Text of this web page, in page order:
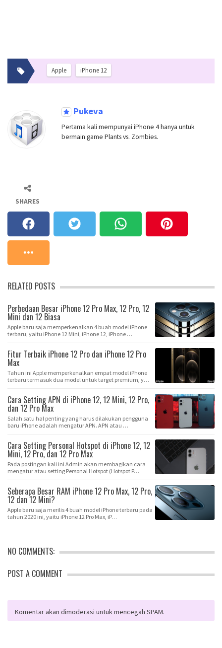
Apple iPhone 12
Pukeva
Pertama kali mempunyai iPhone 4 hanya untuk
bermain game Plants vs. Zombies.
SHARES
RELATED POSTS
Perbedaan Besar iPhone 12 Pro Max, 12 Pro, 12
Mini dan 12 Biasa
Apple baru saja memperkenalkan 4 buah model iPhone
terbaru, yaitu iPhone 12 Mini, iPhone 12, iPhone …
Fitur Terbaik iPhone 12 Pro dan iPhone 12 Pro
Max
Tahun ini Apple memperkenalkan empat model iPhone
terbaru termasuk dua model untuk target premium, y…
Cara Setting APN di iPhone 12, 12 Mini, 12 Pro,
dan 12 Pro Max
Salah satu hal penting yang harus dilakukan pengguna
baru iPhone adalah mengatur APN. APN atau …
Cara Setting Personal Hotspot di iPhone 12, 12
Mini, 12 Pro, dan 12 Pro Max
Pada postingan kali ini Admin akan membagikan cara
mengatur atau setting Personal Hotspot (Hotspot P…
Seberapa Besar RAM iPhone 12 Pro Max, 12 Pro,
12 dan 12 Mini?
Apple baru saja merilis 4 buah model iPhone terbaru pada
tahun 2020 ini, yaitu iPhone 12 Pro Max, iP…
NO COMMENTS:
POST A COMMENT
Komentar akan dimoderasi untuk mencegah SPAM.